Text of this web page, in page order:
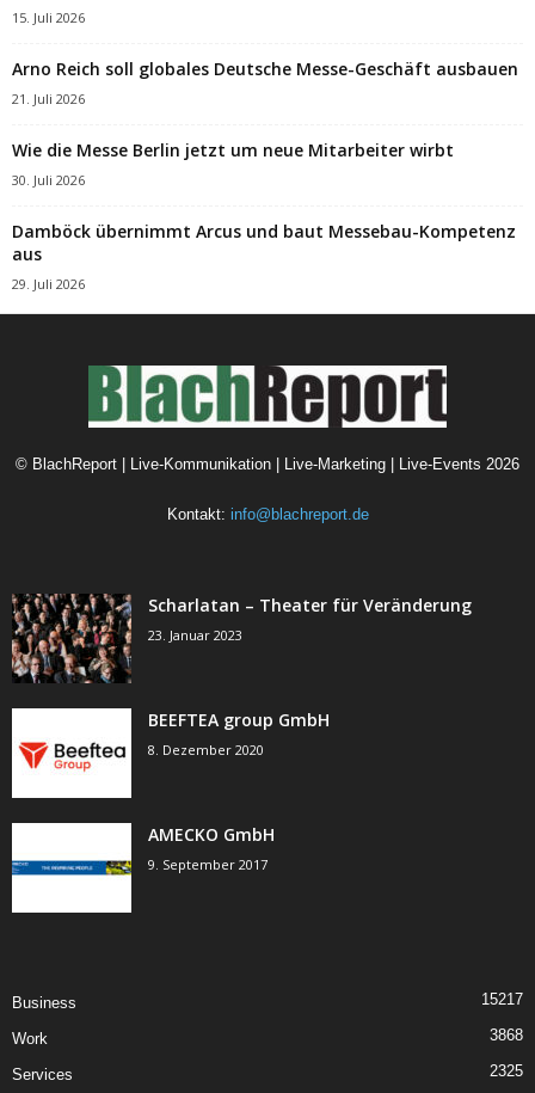
15. Juli 2026
Arno Reich soll globales Deutsche Messe-Geschäft ausbauen
21. Juli 2026
Wie die Messe Berlin jetzt um neue Mitarbeiter wirbt
30. Juli 2026
Damböck übernimmt Arcus und baut Messebau-Kompetenz
aus
29. Juli 2026
© BlachReport | Live-Kommunikation | Live-Marketing | Live-Events 2026
Kontakt: info@blachreport.de
Scharlatan – Theater für Veränderung
23. Januar 2023
BEEFTEA group GmbH
8. Dezember 2020
AMECKO GmbH
9. September 2017
Business 15217
Work 3868
Services 2325